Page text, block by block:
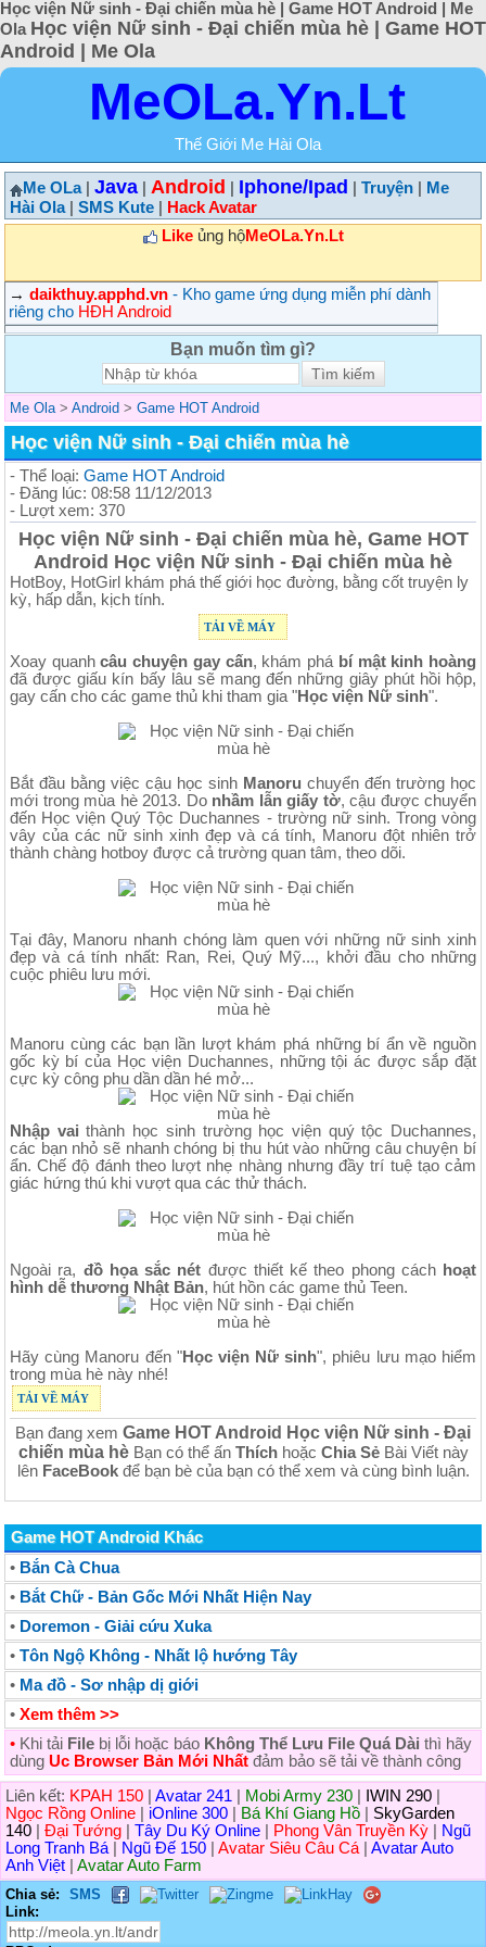
Học viện Nữ sinh - Đại chiến mùa hè | Game HOT Android | Me
Ola Học viện Nữ sinh - Đại chiến mùa hè | Game HOT
Android | Me Ola
MeOLa.Yn.Lt
Thế Giới Me Hài Ola
Me OLa| Java Android Iphone/Ipad Truyện
Me
Hài Ola| SMS Kute
Hack Avatar
Likeủng hộMeOLa.Yn.Lt
→ daikthuy.apphd.vn - Kho game ứng dụng miễn phí dành
riêng cho HĐH Android
Bạn muốn tìm gì?
Me Ola > Android > Game HOT Android
Học viện Nữ sinh - Đại chiến mùa hè
- Thể loại: Game HOT Android
- Đăng lúc: 08:58 11/12/2013
- Lượt xem: 370
Học viện Nữ sinh - Đại chiến mùa hè, Game HOT
Android Học viện Nữ sinh - Đại chiến mùa hè
HotBoy, HotGirl khám phá thế giới học đường, bằng cốt truyện ly
kỳ, hấp dẫn, kịch tính.
TẢI VỀ MÁY
Xoay quanhcâu chuyện gay cấn, khám phá bí mật kinh hoàng
đã được giấu kín bấy lâu sẽ mang đến những giây phút hồi hộp,
gay cấn cho các game thủ khi tham gia "Học viện Nữ sinh".
Bắt đầu bằng việc cậu học sinh Manoru chuyển đến trường học
mới trong mùa hè 2013. Do nhầm lẫn giấy tờ, cậu được chuyển
đến Học viện Quý Tộc Duchannes - trường nữ sinh. Trong vòng
vây của các nữ sinh xinh đẹp và cá tính, Manoru đột nhiên trở
thành chàng hotboy được cả trường quan tâm, theo dõi.
Tại đây, Manoru nhanh chóng làm quen với những nữ sinh xinh
đẹp và cá tính nhất: Ran, Rei, Quý Mỹ..., khởi đầu cho những
cuộc phiêu lưu mới.
Manoru cùng các bạn lần lượt khám phá những bí ẩn về nguồn
gốc kỳ bí của Học viện Duchannes, những tội ác được sắp đặt
cực kỳ công phu dần dần hé mở...
Nhập vai thành học sinh trường học viện quý tộc Duchannes,
các bạn nhỏ sẽ nhanh chóng bị thu hút vào những câu chuyện bí
ẩn. Chế độ đánh theo lượt nhẹ nhàng nhưng đầy trí tuệ tạo cảm
giác hứng thú khi vượt qua các thử thách.
Ngoài ra, đồ họa sắc nét được thiết kế theo phong cách hoạt
hình dễ thương Nhật Bản, hút hồn các game thủ Teen.
Hãy cùng Manoru đến "Học viện Nữ sinh", phiêu lưu mạo hiểm
trong mùa hè này nhé!
TẢI VỀ MÁY
Bạn đang xem Game HOT Android Học viện Nữ sinh - Đại
chiến mùa hèBạn có thể ấn Thíchhoặc Chia SẻBài Viết này
lên FaceBookđể bạn bè của bạn có thể xem và cùng bình luận.
Game HOT Android Khác
• Bắn Cà Chua
• Bắt Chữ - Bản Gốc Mới Nhất Hiện Nay
• Doremon - Giải cứu Xuka
• Tôn Ngộ Không - Nhất lộ hướng Tây
• Ma đồ - Sơ nhập dị giới
• Xem thêm >>
• Khi tải File bị lỗi hoặc báo Không Thể Lưu File Quá Dài thì hãy
dùng Uc Browser Bản Mới Nhất đảm bảo sẽ tải về thành công
Liên kết: KPAH 150 Avatar 241 Mobi Army 230 IWIN 290
Ngọc Rồng Online
iOnline 300 Bá Khí Giang Hồ
SkyGarden
140
Đại Tướng Tây Du Ký Online Phong Vân Truyền Kỳ
Ngũ
Long Tranh Bá
Ngũ Đế 150 Avatar Siêu Câu Cá
Avatar Auto
Anh Việt
Avatar Auto Farm
Chia sẻ:
SMS
Link: